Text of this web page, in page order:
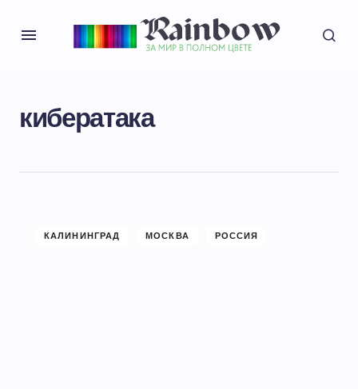
кибератака
КАЛИНИНГРАД МОСКВА РОССИЯ